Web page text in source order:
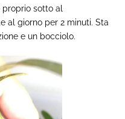
sotto al
al giorno per 2 minuti. Sta
e un bocciolo.